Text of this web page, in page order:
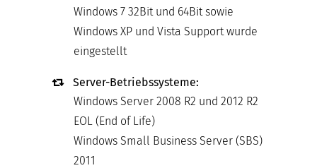
Windows 7 32Bit und 64Bit sowie
Windows XP und Vista Support wurde
eingestellt
Server-Betriebssysteme:
Windows Server 2008 R2 und 2012 R2
EOL (End of Life)
Windows Small Business Server (SBS)
2011